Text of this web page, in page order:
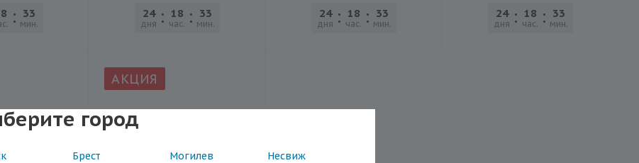
город
Брест Могилев Несвиж
33
мин.
24
дня
18
час.
33
мин.
24
дня
18
час.
33
мин.
24
дня
18
час.
33
мин.
АКЦИЯ